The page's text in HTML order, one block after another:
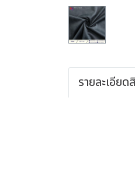
รายละเอียด